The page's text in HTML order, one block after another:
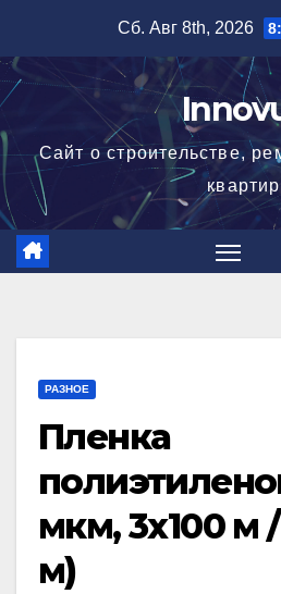
содержимому
Сб. Авг 8th, 2026
Сайт о строительстве,
квартир
РАЗНОЕ
Пленка
мкм, 3х100 м /
м)